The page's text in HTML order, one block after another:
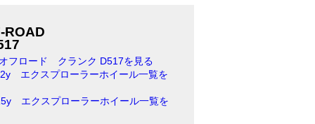
ROAD
フロード クランク D517を見る
エクスプローラーホイール一覧を
エクスプローラーホイール一覧を